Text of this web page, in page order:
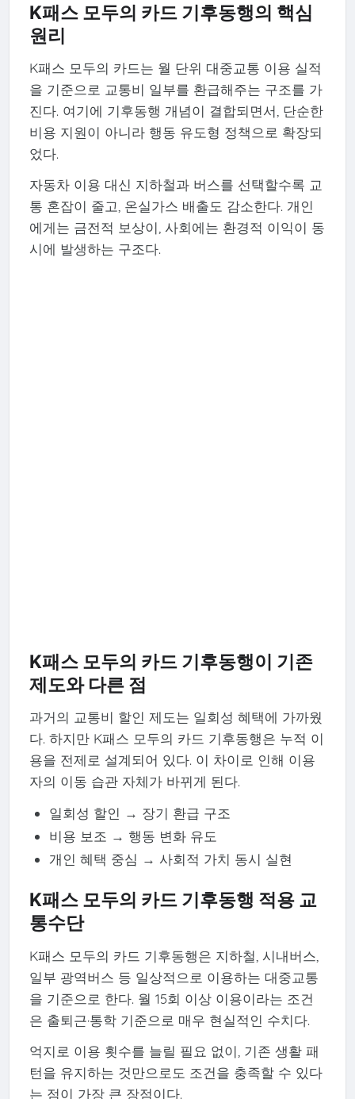
K패스 모두의 카드 기후동행의 핵심
원리
K패스 모두의 카드는 월 단위 대중교통 이용 실적
을 기준으로 교통비 일부를 환급해주는 구조를 가
진다. 여기에 기후동행 개념이 결합되면서, 단순한
비용 지원이 아니라 행동 유도형 정책으로 확장되
었다.
자동차 이용 대신 지하철과 버스를 선택할수록 교
통 혼잡이 줄고, 온실가스 배출도 감소한다. 개인
에게는 금전적 보상이, 사회에는 환경적 이익이 동
시에 발생하는 구조다.
K패스 모두의 카드 기후동행이 기존
제도와 다른 점
과거의 교통비 할인 제도는 일회성 혜택에 가까웠
다. 하지만 K패스 모두의 카드 기후동행은 누적 이
용을 전제로 설계되어 있다. 이 차이로 인해 이용
자의 이동 습관 자체가 바뀌게 된다.
일회성 할인 → 장기 환급 구조
비용 보조 → 행동 변화 유도
개인 혜택 중심 → 사회적 가치 동시 실현
K패스 모두의 카드 기후동행 적용 교
통수단
K패스 모두의 카드 기후동행은 지하철, 시내버스,
일부 광역버스 등 일상적으로 이용하는 대중교통
을 기준으로 한다. 월 15회 이상 이용이라는 조건
은 출퇴근·통학 기준으로 매우 현실적인 수치다.
억지로 이용 횟수를 늘릴 필요 없이, 기존 생활 패
턴을 유지하는 것만으로도 조건을 충족할 수 있다
는 점이 가장 큰 장점이다.